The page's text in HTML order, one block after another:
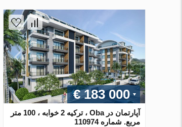
€ 183 000
آپارتمان در Oba ، ترکیه 2 خوابه ، 100 متر
مربع. شماره 110974